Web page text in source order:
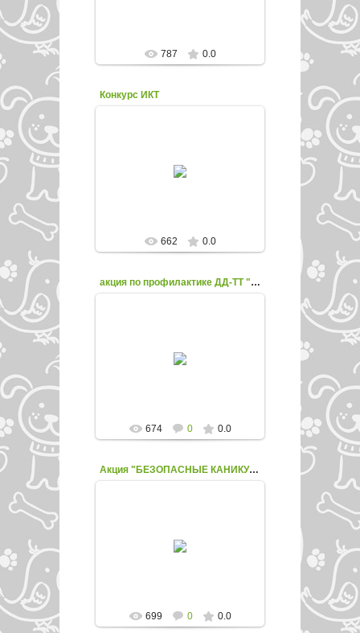
787 0.0
Конкурс ИКТ
662 0.0
акция по профилактике ДД-ТТ "СОХРАНИ ЖИЗНЬ"
674 0 0.0
Акция "БЕЗОПАСНЫЕ КАНИКУЛЫ"
699 0 0.0